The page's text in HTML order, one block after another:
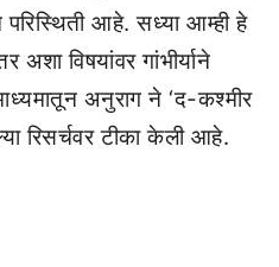
परिस्थिती आहे. सध्या आम्ही हे
विषयांवर गांभीर्याने
अनुराग ने ‘द-कश्मीर
रिसर्चवर टीका केली आहे.